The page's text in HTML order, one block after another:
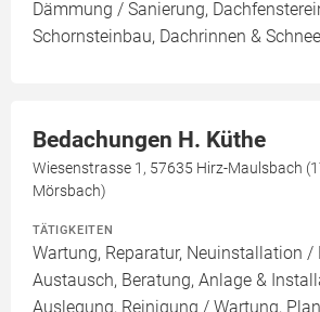
Dämmung / Sanierung,
Schornsteinbau, Dachrinnen &
Bedachungen H. Küthe
Wiesenstrasse 1, 57635 Hirz-Maulsbach
Mörsbach)
TÄTIGKEITEN
Wartung, Reparatur, Neuinstallation /
Austausch, Beratung, Anlage &
Auslegung, Reinigung / Wartung,